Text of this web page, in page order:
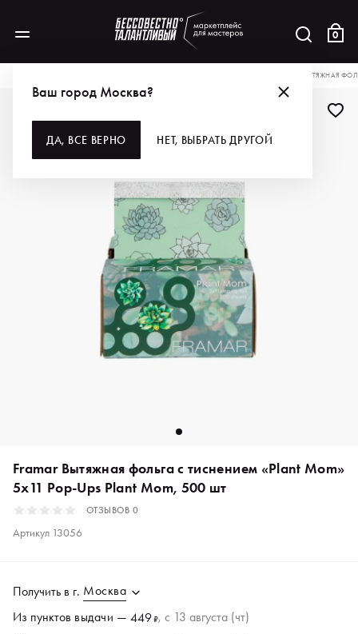
0
Ваш город Москва?
ДА, ВСЕ ВЕРНО НЕТ, ВЫБРАТЬ ДРУГОЙ
FRAMAR ВЫТЯЖНАЯ
Framar Вытяжная фольга с тиснением «Plant Mom»
5x11 Pop-Ups Plant Mom, 500 шт
ОТЗЫВОВ 0
Артикул 13056
Получить в г. Москва
Из пунктов выдачи — 449₽, c 13 августа (чт)